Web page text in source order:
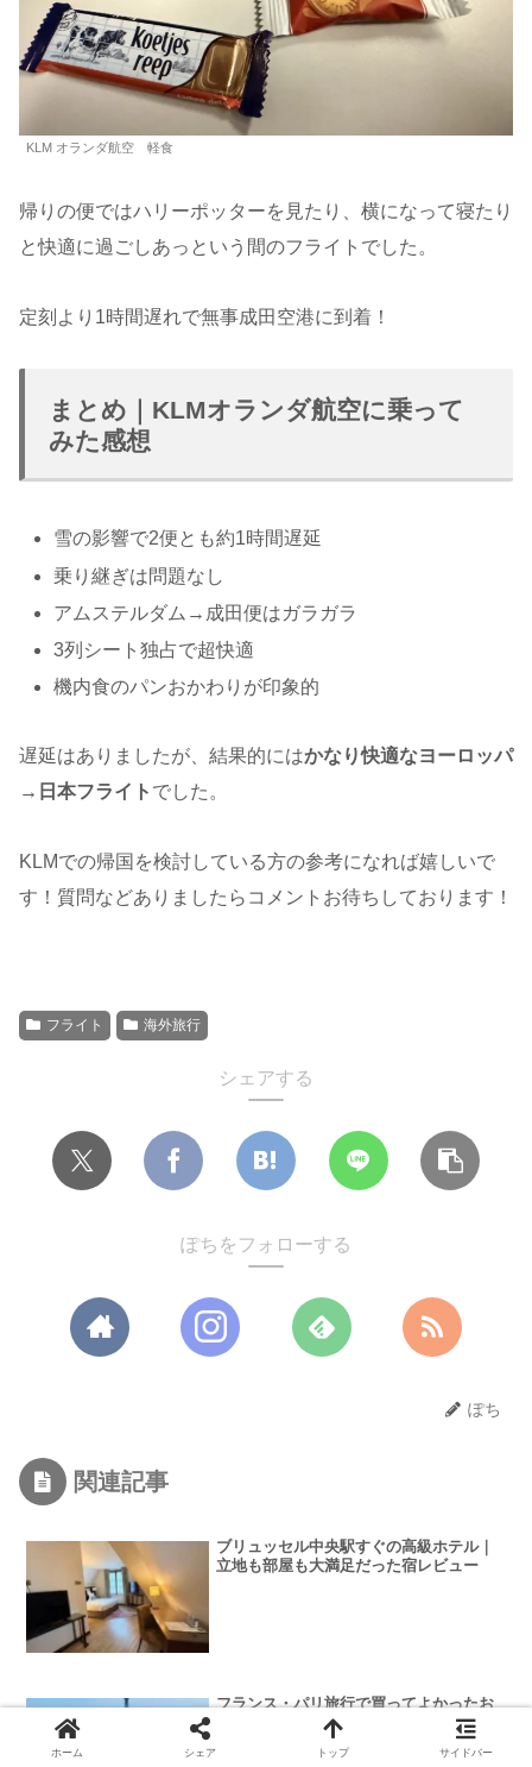
KLM オランダ航空 軽食
帰りの便ではハリーポッターを見たり、横になって寝たり
と快適に過ごしあっという間のフライトでした。
定刻より1時間遅れで無事成田空港に到着！
まとめ｜KLMオランダ航空に乗って
みた感想
雪の影響で2便とも約1時間遅延
乗り継ぎは問題なし
アムステルダム→成田便はガラガラ
3列シート独占で超快適
機内食のパンおかわりが印象的
遅延はありましたが、結果的にはかなり快適なヨーロッパ
→日本フライト でした。
KLMでの帰国を検討している方の参考になれば嬉しいで
す！質問などありましたらコメントお待ちしております！
フライト 海外旅行
シェアする
ぽちをフォローする
ぽち
関連記事
ブリュッセル中央駅すぐの高級ホテル｜
立地も部屋も大満足だった宿レビュー
フランス・パリ旅行で買ってよかったお
土産12選！スーパー＆薬局で買えるばら
まき用スイーツや雑貨も！
ホーム シェア トップ サイドバー